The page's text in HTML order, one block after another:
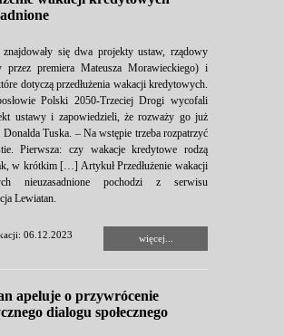
się dwa projekty ustaw, rządowy
przez premiera Mateusza Morawieckiego) i
dotyczą przedłużenia wakacji kredytowych.
Polski 2050-Trzeciej Drogi wycofali
ustawy i zapowiedzieli, że rozważy go już
Tuska. – Na wstępie trzeba rozpatrzyć
Pierwsza: czy wakacje kredytowe rodzą
w krótkim […] Artykuł Przedłużenie wakacji
nieuzasadnione pochodzi z serwisu
Lewiatan.
06.12.2023 więcej...
apeluje o przywrócenie
dialogu społecznego